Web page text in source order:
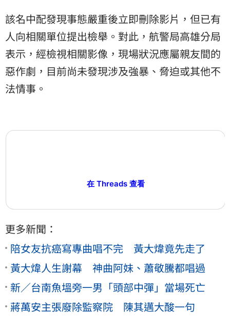
該名中配發現事態嚴重後立即刪除影片，但已有
人向相關單位提出檢舉。對此，航警局高雄分局
表示，經檢視相關影像，現場狀況應屬親友間的
惡作劇，目前尚未發現涉及強暴、脅迫或其他不
法情事。
在 Threads 查看
更多新聞：
陪女友抗癌寫專曲唱不完 黃大煒竟先走了
黃大煒人生謝幕 神曲阿妹、蕭敬騰都唱過
新／台南魚塭旁一男「頭部中彈」當場死亡
蔣萬安主張廢除監察院 陳其邁大酸一句